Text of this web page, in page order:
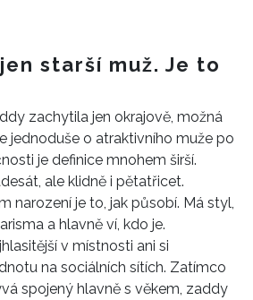
starší muž. Je to
zachytila jen okrajově, možná
jednoduše o atraktivního muže po
je definice mnohem širší.
ale klidně i pětatřicet.
narození je to, jak působí. Má styl,
a hlavně ví, kdo je.
v místnosti ani si
na sociálních sítích. Zatímco
spojený hlavně s věkem, zaddy